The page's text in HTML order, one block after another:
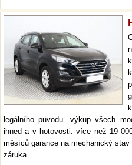
legálního původu. výkup všech
ihned a v hotovosti. více než 19
měsíců garance na mechanický
záruka…